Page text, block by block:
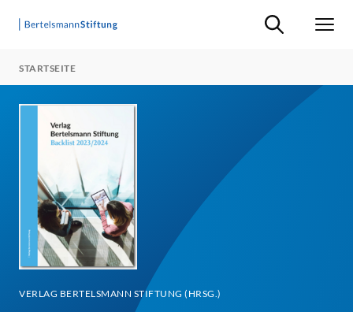
Suche ein-/
STARTSEITE
VERLAG BERTELSMANN STIFTUNG (HRSG.)